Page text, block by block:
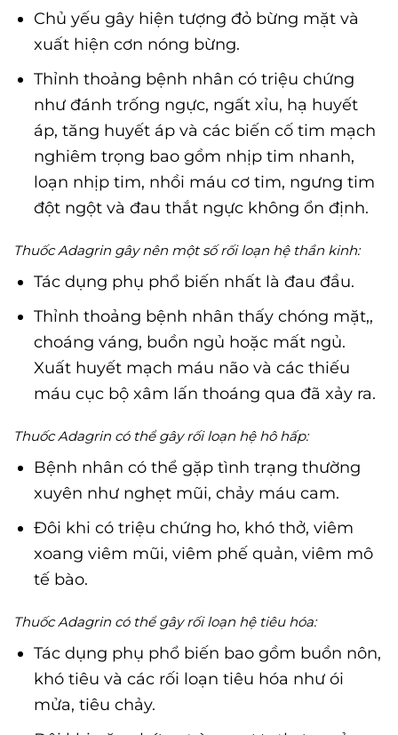
Chủ yếu gây hiện tượng đỏ bừng mặt và
xuất hiện cơn nóng bừng.
Thỉnh thoảng bệnh nhân có triệu chứng
như đánh trống ngực, ngất xỉu, hạ huyết
áp, tăng huyết áp và các biến cố tim mạch
nghiêm trọng bao gồm nhịp tim nhanh,
loạn nhịp tim, nhồi máu cơ tim, ngưng tim
đột ngột và đau thắt ngực không ổn định.
Thuốc Adagrin gây nên một số rối loạn hệ thần kinh:
Tác dụng phụ phổ biến nhất là đau đầu.
Thỉnh thoảng bệnh nhân thấy chóng mặt,,
choáng váng, buồn ngủ hoặc mất ngủ.
Xuất huyết mạch máu não và các thiếu
máu cục bộ xâm lấn thoáng qua đã xảy ra.
Thuốc Adagrin có thể gây rối loạn hệ hô hấp:
Bệnh nhân có thể gặp tình trạng thường
xuyên như nghẹt mũi, chảy máu cam.
Đôi khi có triệu chứng ho, khó thở, viêm
xoang viêm mũi, viêm phế quản, viêm mô
tế bào.
Thuốc Adagrin có thể gây rối loạn hệ tiêu hóa:
Tác dụng phụ phổ biến bao gồm buồn nôn,
khó tiêu và các rối loạn tiêu hóa như ói
mửa, tiêu chảy.